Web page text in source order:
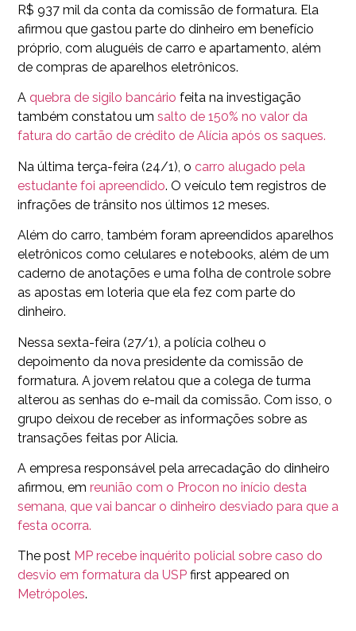
R$ 937 mil da conta da comissão de formatura. Ela
afirmou que gastou parte do dinheiro em benefício
próprio, com aluguéis de carro e apartamento, além
de compras de aparelhos eletrônicos.
A quebra de sigilo bancário feita na investigação
também constatou um salto de 150% no valor da
fatura do cartão de crédito de Alícia após os saques.
Na última terça-feira (24/1), o carro alugado pela
estudante foi apreendido. O veículo tem registros de
infrações de trânsito nos últimos 12 meses.
Além do carro, também foram apreendidos aparelhos
eletrônicos como celulares e notebooks, além de um
caderno de anotações e uma folha de controle sobre
as apostas em loteria que ela fez com parte do
dinheiro.
Nessa sexta-feira (27/1), a polícia colheu o
depoimento da nova presidente da comissão de
formatura. A jovem relatou que a colega de turma
alterou as senhas do e-mail da comissão. Com isso, o
grupo deixou de receber as informações sobre as
transações feitas por Alicia.
A empresa responsável pela arrecadação do dinheiro
afirmou, em reunião com o Procon no início desta
semana, que vai bancar o dinheiro desviado para que a
festa ocorra.
The post MP recebe inquérito policial sobre caso do
desvio em formatura da USP first appeared on
Metrópoles.